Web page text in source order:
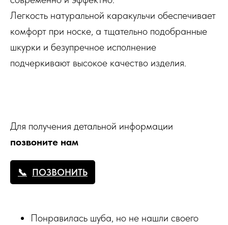
Легкость натуральной каракульчи обеспечивает
комфорт при носке, а тщательно подобранные
шкурки и безупречное исполнение
подчеркивают высокое качество изделия.
Для получения детальной информации
позвоните нам
ПОЗВОНИТЬ
Понравилась шуба, но не нашли своего